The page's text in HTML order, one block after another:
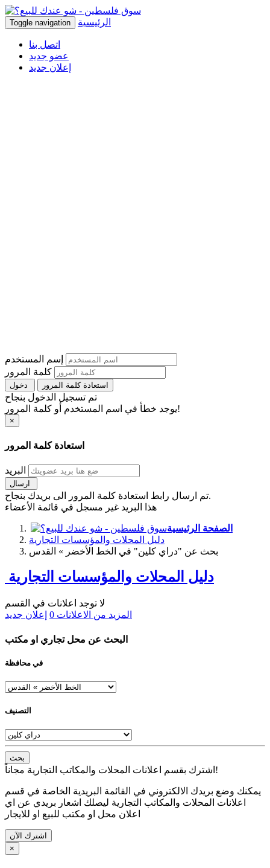
Toggle navigation الرئيسية
اتصل بنا
عضو جديد
إعلان جديد
إسم المستخدم
كلمة المرور
استعادة كلمة المرور
تم تسجيل الدخول بنجاح
يوجد خطأ في اسم المستخدم أو كلمة المرور!
×
استعادة كلمة المرور
البريد
تم ارسال رابط استعادة كلمة المرور الى بريدك بنجاح.
هذا البريد غير مسجل في قائمة الأعضاء
الصفحة الرئيسية
دليل المحلات والمؤسسات التجارية
بحث عن "دراي كلين" في الخط الأخضر » القدس
دليل المحلات والمؤسسات التجارية
لا توجد اعلانات في القسم
المزيد من الاعلانات 0 إعلان جديد
البحث عن محل تجاري او مكتب
في محافظة
التصنيف
بحث
اشترك بقسم اعلانات المحلات والمكاتب التجارية مجاناً!
يمكنك وضع بريدك الالكتروني في القائمة البريدية الخاصة في قسم
اعلانات المحلات والمكاتب التجارية ليصلك اشعار بريدي عن اي
اعلان محل او مكتب للبيع او للايجار
اشترك الآن
×